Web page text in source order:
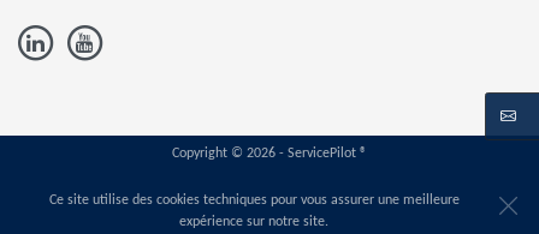
Copyright © 2026 - ServicePilot ®
Ce site utilise des cookies techniques pour vous assurer une meilleure
expérience sur notre site.